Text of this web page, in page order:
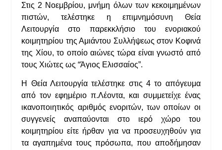
Στις 2 Νοεμβρίου, μνήμη όλων των κεκοιμημένων
πιστών, τελέστηκε η επιμνημόσυνη Θεία
Λειτουργία στο παρεκκλήσιο του ενοριακού
κοιμητηρίου της Αμιάντου Συλλήψεως στον Κοφινά
της Χίου, το οποίο αιώνες τώρα είναι γνωστό από
τους Χιώτες ως “Άγιος Ελισσαίος”.
Η Θεία Λειτουργία τελέστηκε στις 4 το απόγευμα
από τον εφημέριο π.Λέοντα, και συμμετείχε ένας
ικανοποιητικός αριθμός ενοριτών, των οποίων οι
συγγενείς αναπαύονται στο ιερό χώρο του
κοιμητηρίου είτε ήρθαν για να προσευχηθούν για
τα αγαπημένα τους πρόσωπα, που αποδήμησαν